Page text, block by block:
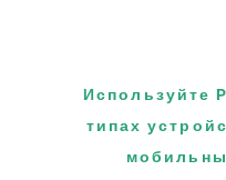
Используйте
типах